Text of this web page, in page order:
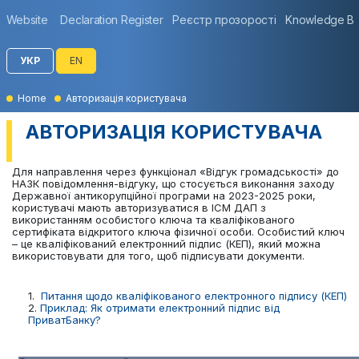
Website Declaration Register Реєстр прозорості Knowledge
УКР EN
Home Авторизація користувача
АВТОРИЗАЦІЯ КОРИСТУВАЧА
Для направлення через функціонал «Відгук громадськості» до
НАЗК повідомлення-відгуку, що стосується виконання заходу
Державної антикорупційної програми на 2023-2025 роки,
користувачі мають авторизуватися в ІСМ ДАП з
використанням особистого ключа та кваліфікованого
сертифіката відкритого ключа фізичної особи. Особистий ключ
– це кваліфікований електронний підпис (КЕП), який можна
використовувати для того, щоб підписувати документи.
1. Питання щодо кваліфікованого електронного підпису (КЕП)
2. Приклад: Як отримати електронний підпис від
ПриватБанку?